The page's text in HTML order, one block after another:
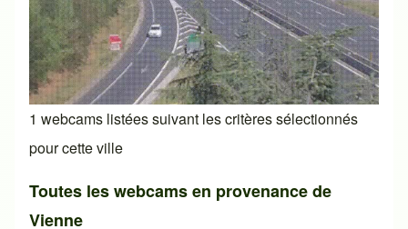
1 webcams listées suivant les critères sélectionnés
pour cette ville
Toutes les webcams en provenance de
Vienne